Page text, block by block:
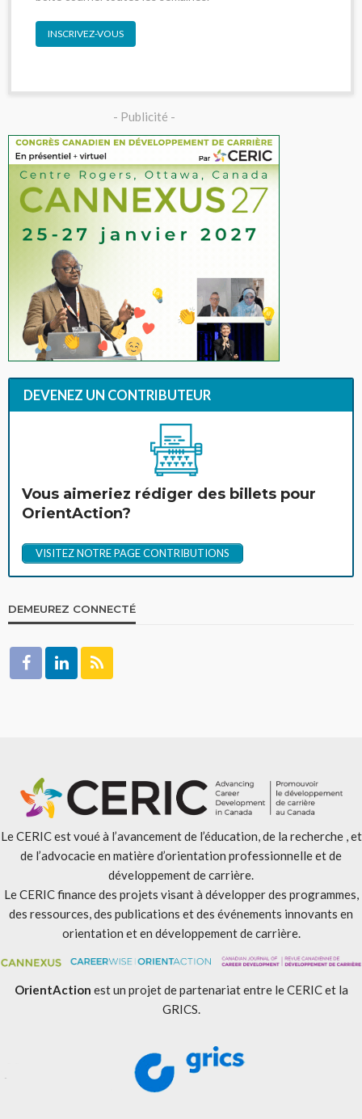
INSCRIVEZ-VOUS
- Publicité -
DEVENEZ UN CONTRIBUTEUR
Vous aimeriez rédiger des billets pour
OrientAction?
VISITEZ NOTRE PAGE CONTRIBUTIONS
DEMEUREZ CONNECTÉ
Le CERIC est voué à l’avancement de l’éducation, de la recherche , et
de l’advocacie en matière d’orientation professionnelle et de
développement de carrière.
Le CERIC finance des projets visant à développer des programmes,
des ressources, des publications et des événements innovants en
orientation et en développement de carrière.
OrientAction est un projet de partenariat entre le CERIC et la
GRICS.